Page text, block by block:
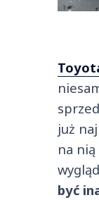
już
na
być